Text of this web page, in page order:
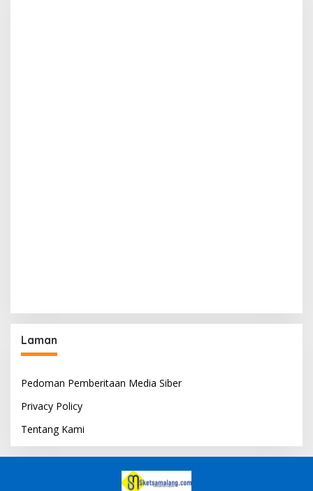
Laman
Pedoman Pemberitaan Media Siber
Privacy Policy
Tentang Kami